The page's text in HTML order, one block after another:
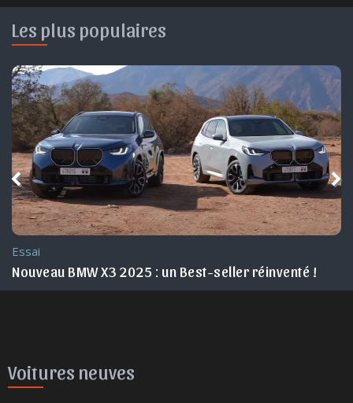
Les plus populaires
2025
Essai
Nouveau BMW X3 2025 : un Best-seller réinventé !
Voitures neuves